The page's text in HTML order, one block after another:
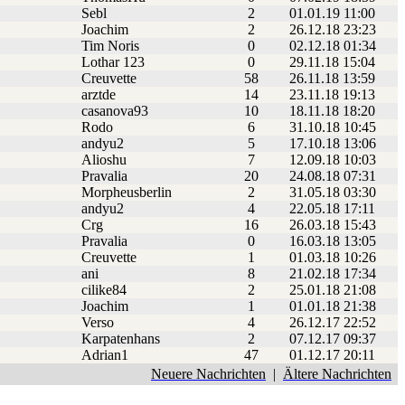
Sebl 2
01.01.19 11:00
Joachim 2
26.12.18 23:23
Tim Noris 0
02.12.18 01:34
Lothar 123 0
29.11.18 15:04
Creuvette 58
26.11.18 13:59
arztde 14
23.11.18 19:13
casanova93 10
18.11.18 18:20
Rodo 6
31.10.18 10:45
andyu2 5
17.10.18 13:06
Alioshu 7
12.09.18 10:03
Pravalia 20
24.08.18 07:31
Morpheusberlin 2
31.05.18 03:30
andyu2 4
22.05.18 17:11
Crg 16
26.03.18 15:43
Pravalia 0
16.03.18 13:05
Creuvette 1
01.03.18 10:26
ani 8
21.02.18 17:34
cilike84 2
25.01.18 21:08
Joachim 1
01.01.18 21:38
Verso 4
26.12.17 22:52
Karpatenhans 2
07.12.17 09:37
Adrian1 47
01.12.17 20:11
Neuere Nachrichten | Ältere Nachrichten